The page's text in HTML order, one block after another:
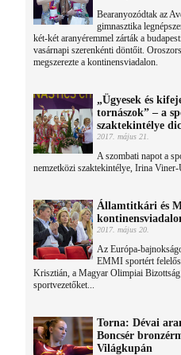
Bearanyozódtak az
gimnasztika
két-két aranyéremmel zárták a
vasárnapi szerenkénti döntőit.
megszerezte a kontinensviadalon.
„Ügyesek és
tornászok” – a
szaktekintélye
2017. május 21.
A szombati napot a
nemzetközi szaktekintélye, Irina Viner-
Államtitkári és
2017. május 20.
Az Európa-
EMMI sportért
Krisztián, a Magyar Olimpiai Bizottság
sportvezetőket...
Torna: Dévai
Boncsér
Világkupán